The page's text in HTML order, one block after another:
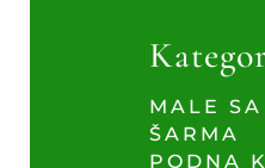
MALE
ŠARMA
PODNA